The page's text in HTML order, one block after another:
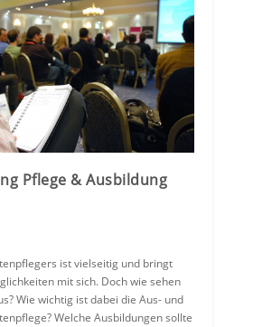
Pflege & Ausbildung
ist vielseitig und bringt
mit sich. Doch wie sehen
Wie wichtig ist dabei die Aus- und
Welche Ausbildungen sollte